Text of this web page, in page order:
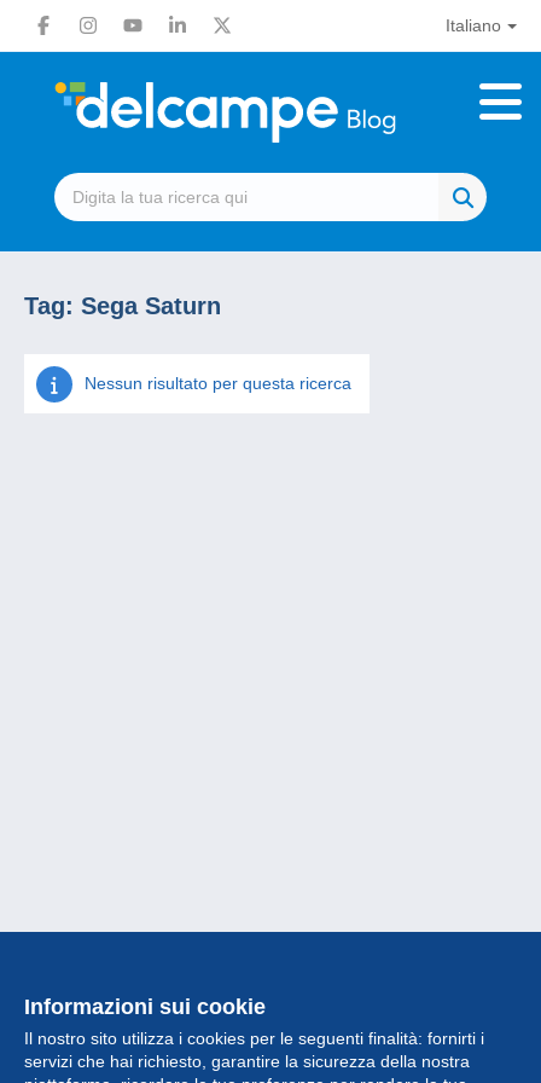
Italiano
Tag: Sega Saturn
Nessun risultato per questa ricerca
Informazioni sui cookie
Il nostro sito utilizza i cookies per le seguenti finalità: fornirti i
servizi che hai richiesto, garantire la sicurezza della nostra